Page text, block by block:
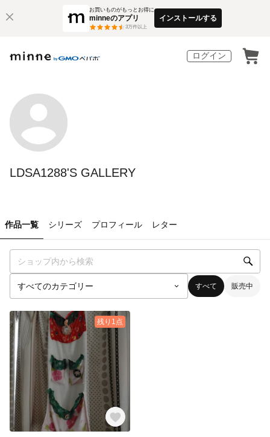
お買いものがもっとお得に
minneのアプリ
3万件以上
インストールする
ログイン
LDSA1288'S GALLERY
作品一覧 シリーズ プロフィール レター
すべて 販売中
残り1点